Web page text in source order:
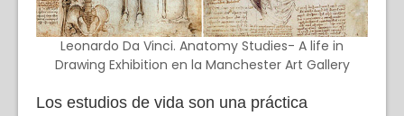
Leonardo Da Vinci. Anatomy Studies- A life in
Drawing Exhibition en la Manchester Art Gallery
Los estudios de vida son una práctica